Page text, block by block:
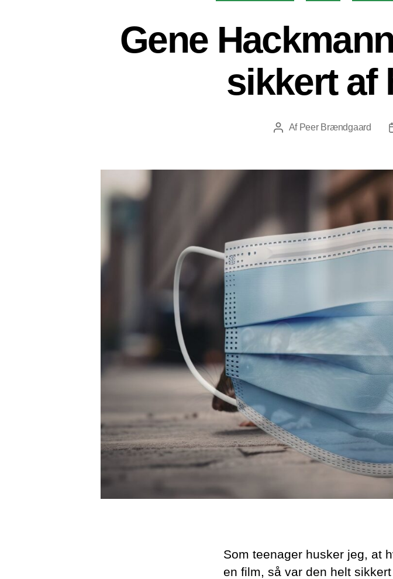
Gene
sikkert af
Indlægsforfatter
Af Peer Brændgaard
Som teenager husker jeg, at
en film, så var den helt